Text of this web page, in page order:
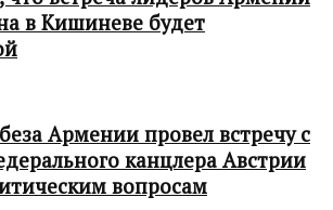
в Кишиневе будет
Армении провел встречу с
канцлера Австрии
вопросам